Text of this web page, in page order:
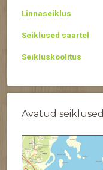
Linnaseiklus
Seiklused saartel
Seikluskoolitus
Avatud seiklused